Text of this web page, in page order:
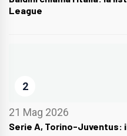
League
2
21 Mag 2026
Serie A, Torino-Juventus: